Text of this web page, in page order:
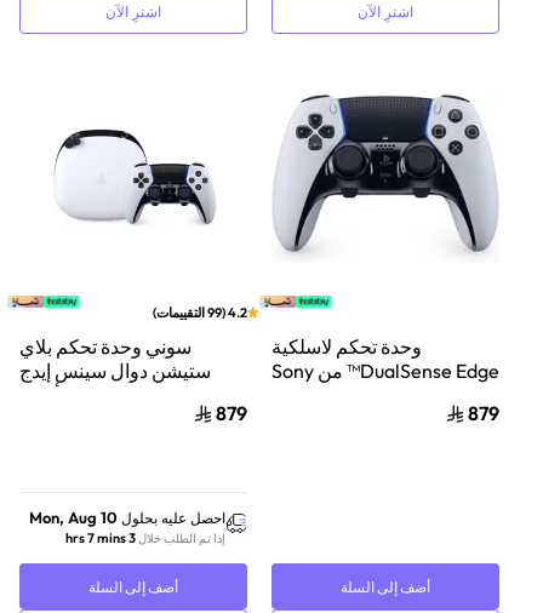
اشترِ الآن اشترِ الآن
وحدة تحكم لاسلكية
DualSense Edge™ من Sony
879
أضف إلى السلة
4.2
(
99التقييمات)
سوني وحدة تحكم بلاي
ستيشن دوال سينس إيدج
اللاسلكية أبيض
879
احصل عليه بحلول Mon, Aug 10
إذا تم الطلب خلال3 hrs 7 mins
أضف إلى السلة